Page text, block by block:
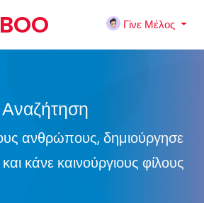
Γίνε Μέλος
Αναζήτηση
ανθρώπους, δημιούργησε
κάνε καινούργιους φίλους